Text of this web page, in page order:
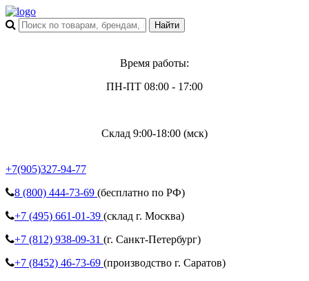
Время работы:
ПН-ПТ 08:00 - 17:00
Склад 9:00-18:00 (мск)
+7(905)327-94-77
8 (800) 444-73-69 (бесплатно по РФ)
+7 (495) 661-01-39 (склад г. Москва)
+7 (812) 938-09-31 (г. Санкт-Петербург)
+7 (8452) 46-73-69 (производство г. Саратов)